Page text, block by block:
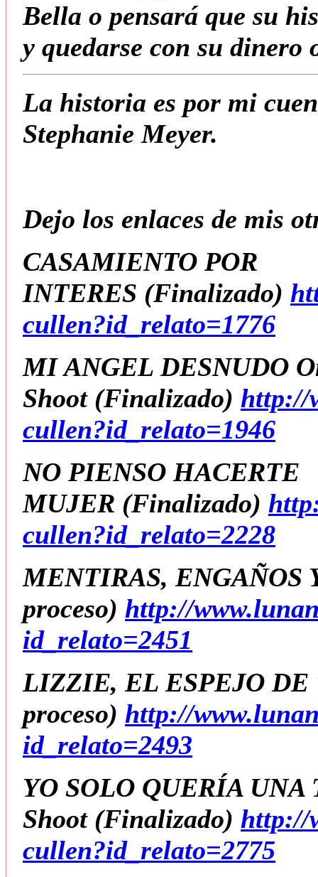
Bella o pensará que su
y quedarse con su dinero
La historia es por mi
Stephanie Meyer.
Dejo los enlaces de mis
CASAMIENTO POR
INTERES (Finalizado)
cullen?id_relato=1776
MI ANGEL DESNUDO
Shoot (Finalizado) http://
cullen?id_relato=1946
NO PIENSO HACERTE
MUJER (Finalizado)
cullen?id_relato=2228
MENTIRAS, ENGAÑOS
proceso) http://
id_relato=2451
LIZZIE, EL ESPEJO DE
proceso) http://
id_relato=2493
YO SOLO QUERÍA UNA
Shoot (Finalizado) http://
cullen?id_relato=2775